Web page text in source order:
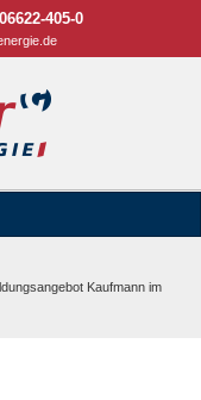
06622-405-0
Kaufmann im